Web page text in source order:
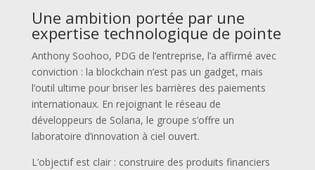
Une ambition portée par une
expertise technologique de pointe
Anthony Soohoo, PDG de l’entreprise, l’a affirmé avec
conviction : la blockchain n’est pas un gadget, mais
l’outil ultime pour briser les barrières des paiements
internationaux. En rejoignant le réseau de
développeurs de Solana, le groupe s’offre un
laboratoire d’innovation à ciel ouvert.
L’objectif est clair : construire des produits financiers